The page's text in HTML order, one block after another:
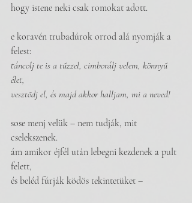
hogy istene neki csak romokat adott.
e koravén trubadúrok orrod alá nyomják a
felest:
táncolj te is a tűzzel, cimborálj velem, könnyű
élet,
vesztődj el, és majd akkor halljam, mi a neved!
sose menj velük – nem tudják, mit
cselekszenek.
ám amikor éjfél után lebegni kezdenek a pult
felett,
és beléd fúrják ködös tekintetüket –